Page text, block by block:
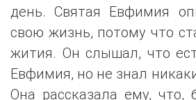
день. Святая Евфимия
свою жизнь, потому что
жития. Он слышал, что
Евфимия, но не знал
Она рассказала ему, что,